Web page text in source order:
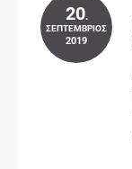
20.
ΣΕΠΤΈΜΒΡΙΟΣ
2019